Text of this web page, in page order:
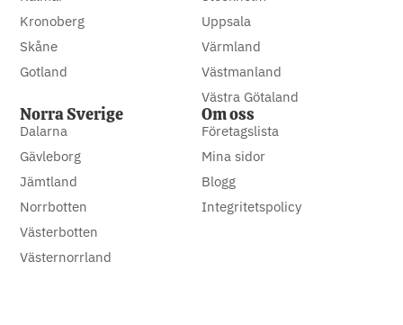
Kronoberg
Skåne
Gotland
Uppsala
Värmland
Västmanland
Västra Götaland
Norra Sverige
Dalarna
Gävleborg
Jämtland
Norrbotten
Västerbotten
Västernorrland
Om oss
Företagslista
Mina sidor
Blogg
Integritetspolicy